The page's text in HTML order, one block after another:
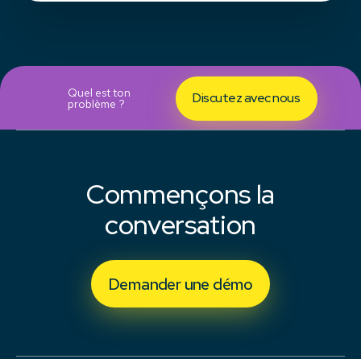
Quel est ton
problème ? Discutez avec nous
Commençons la
conversation
Demander une démo